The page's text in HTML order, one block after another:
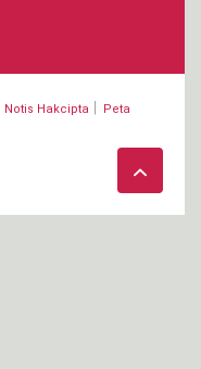
Notis Hakcipta
Peta